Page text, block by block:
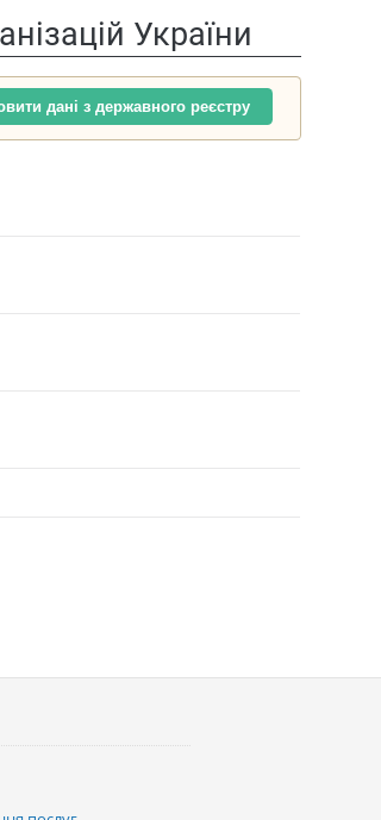
України
дані з державного реєстру